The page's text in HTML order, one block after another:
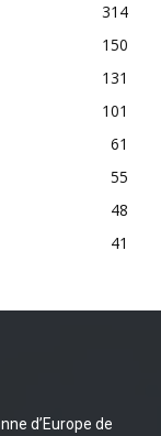
314
150
131
101
61
55
48
41
d’Europe de